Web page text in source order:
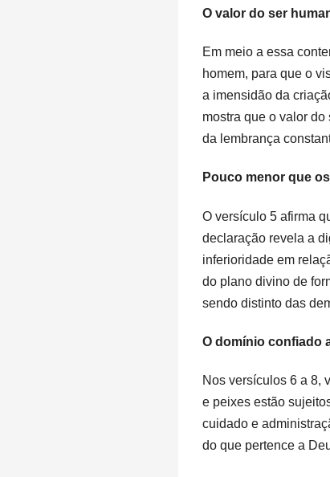
O valor do ser
Em meio a essa
homem, para que o
a imensidão da
mostra que o valor
da lembrança
Pouco menor que
O versículo 5 afirma
declaração revela a
inferioridade em
do plano divino de
sendo distinto das
O domínio confiado
Nos versículos 6 a 8,
e peixes estão
cuidado e
do que pertence a